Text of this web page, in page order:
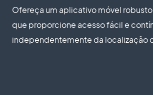
Ofereça um aplicativo móvel
que proporcione acesso fácil e
independentemente da localização